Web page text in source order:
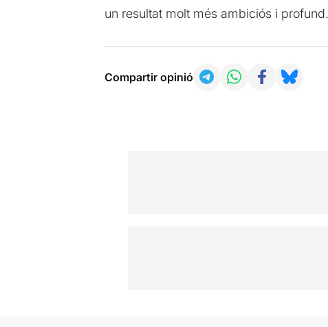
un resultat molt més ambiciós i profund.
Compartir opinió